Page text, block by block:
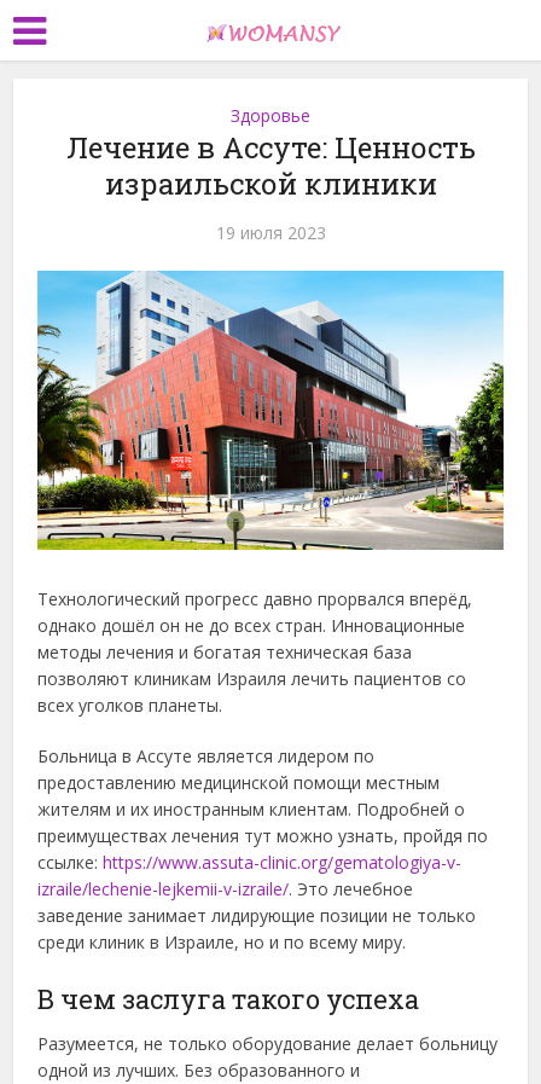
Здоровье
Лечение в Ассуте: Ценность
израильской клиники
19 июля 2023
Технологический прогресс давно прорвался вперёд,
однако дошёл он не до всех стран. Инновационные
методы лечения и богатая техническая база
позволяют клиникам Израиля лечить пациентов со
всех уголков планеты.
Больница в Ассуте является лидером по
предоставлению медицинской помощи местным
жителям и их иностранным клиентам. Подробней о
преимуществах лечения тут можно узнать, пройдя по
ссылке:https://www.assuta-clinic.org/gematologiya-v-
izraile/lechenie-lejkemii-v-izraile/. Это лечебное
заведение занимает лидирующие позиции не только
среди клиник в Израиле, но и по всему миру.
В чем заслуга такого успеха
Разумеется, не только оборудование делает больницу
одной из лучших. Без образованного и